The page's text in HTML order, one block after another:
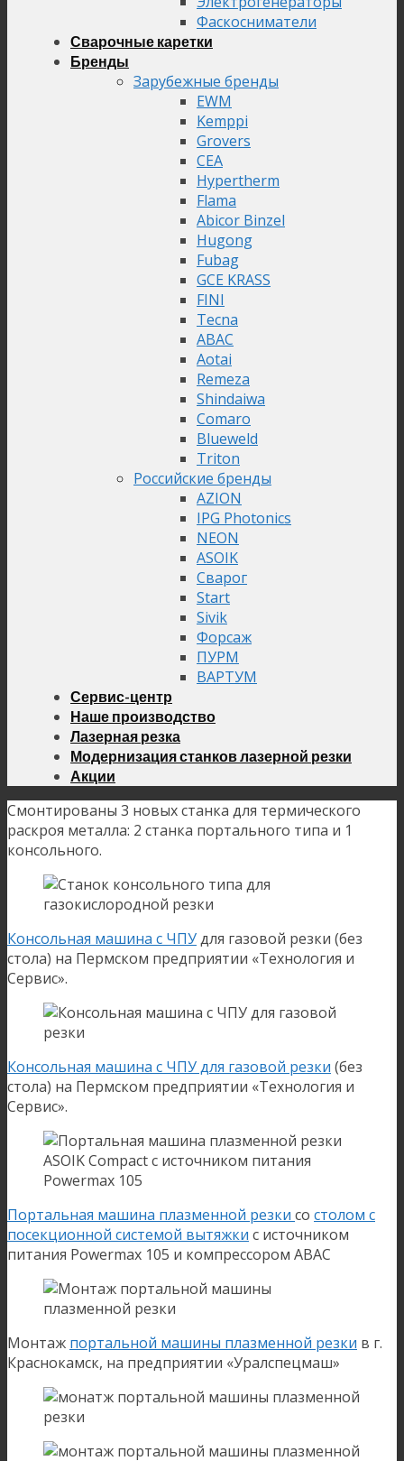
Фаскосниматели
Сварочные каретки
Бренды
Зарубежные бренды
EWM
Kemppi
Grovers
CEA
Hypertherm
Flama
Abicor Binzel
Hugong
Fubag
GCE KRASS
FINI
Tecna
ABAC
Aotai
Remeza
Shindaiwa
Comaro
Blueweld
Triton
Российские бренды
AZION
IPG Photonics
NEON
ASOIK
Сварог
Start
Sivik
Форсаж
ПУРМ
ВАРТУМ
Сервис-центр
Наше производство
Лазерная резка
Модернизация станков лазерной резки
Акции
Смонтированы 3 новых станка для термического
раскроя металла: 2 станка портального типа и 1
консольного.
Консольная машина с ЧПУдля газовой резки (без
стола) на Пермском предприятии «Технология и
Сервис».
Консольная машина с ЧПУ для газовой резки (без
стола) на Пермском предприятии «Технология и
Сервис».
Портальная машина плазменной резки со столом с
посекционной системой вытяжки с источником
питания Powermax 105 и компрессором ABAC
Монтаж портальной машины плазменной резки в г.
Краснокамск, на предприятии «Уралспецмаш»